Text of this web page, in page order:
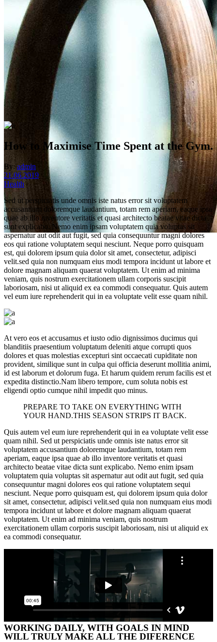
read the new post
фитнес-клуб «Движение»
How to Maximise Time Spent at the Gym.
By: admin
21.06.2019
Health
Sed ut perspiciatis unde omnis iste natus error sit voluptatem
accusantium doloremque laudantium, totam rem aperiam, eaque ipsa
quae ab illo inventore veritatis et quasi architecto beatae vitae dicta
sunt explicabo. Nemo enim ipsam voluptatem quia voluptas sit
aspernatur aut odit aut fugit, sed quia consequuntur magni dolores
eos qui ratione voluptatem sequi nesciunt. Neque porro quisquam
est, qui dolorem ipsum quia dolor sit amet, consectetur, adipisci
velit.sed quia non numquam eius modi tempora incidunt ut labore et
dolore magnam aliquam quaerat voluptatem. Ut enim ad minima
veniam, quis nostrum exercitationem ullam corporis suscipit
laboriosam, nisi ut aliquid ex ea commodi consequatur. Quis autem
vel eum iure reprehenderit qui in ea voluptate velit esse quam nihil.
At vero eos et accusamus et iusto odio dignissimos ducimus qui
blanditiis praesentium voluptatum deleniti atque corrupti quos
dolores et quas molestias excepturi sint occaecati cupiditate non
provident, similique sunt in culpa qui officia deserunt mollitia animi,
id est laborum et dolorum fuga. Et harum quidem rerum facilis est et
expedita distinctio.Nam libero tempore, cum soluta nobis est
eligendi optio cumque nihil impedit quo minus.
PREPARE TO TAKE ON EVERYTHING WITH
YOUR HAND.THIS SEASON STRIPS IT BACK.
Quis autem vel eum iure reprehenderit qui in ea voluptate velit esse
quam nihil. Sed ut perspiciatis unde omnis iste natus error sit
voluptatem accusantium doloremque laudantium, totam rem
aperiam, eaque ipsa quae ab illo inventore veritatis et quasi
architecto beatae vitae dicta sunt explicabo. Nemo enim ipsam
voluptatem quia voluptas sit aspernatur aut odit aut fugit, sed quia
consequuntur magni dolores eos qui ratione voluptatem sequi
nesciunt. Neque porro quisquam est, qui dolorem ipsum quia dolor
sit amet, consectetur, adipisci velit.sed quia non numquam eius modi
tempora incidunt ut labore et dolore magnam aliquam quaerat
voluptatem. Ut enim ad minima veniam, quis nostrum
exercitationem ullam corporis suscipit laboriosam, nisi ut aliquid ex
ea commodi consequatur.
WORKING DAILY, WITH GOALS IN MIND
WILL TRULY MAKE ALL THE DIFERENCE